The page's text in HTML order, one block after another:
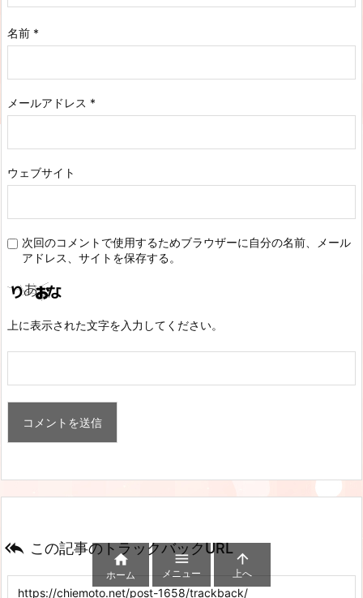
名前 *
メールアドレス *
ウェブサイト
次回のコメントで使用するためブラウザーに自分の名前、メール
アドレス、サイトを保存する。
上に表示された文字を入力してください。
 この記事のトラックバックURL

ホーム

メニュー

上へ